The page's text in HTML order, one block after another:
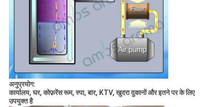
अनुप्रयोग:
कार्यालय, घर, कोफ़रेंस रूम, स्पा, बार, KTV, खुदरा दुकानों और इतने पर के लिए
उपयुक्त है